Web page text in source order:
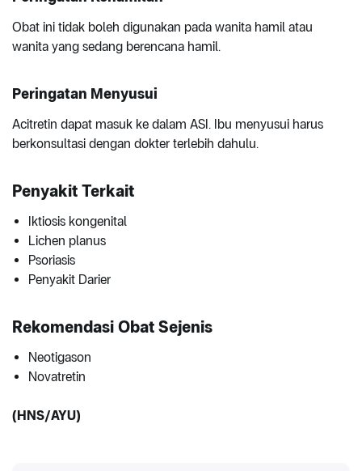
Obat ini tidak boleh digunakan pada wanita hamil atau
wanita yang sedang berencana hamil.
Peringatan Menyusui
Acitretin dapat masuk ke dalam ASI. Ibu menyusui harus
berkonsultasi dengan dokter terlebih dahulu.
Penyakit Terkait
Iktiosis kongenital
Lichen planus
Psoriasis
Penyakit Darier
Rekomendasi Obat Sejenis
Neotigason
Novatretin
(HNS/AYU)